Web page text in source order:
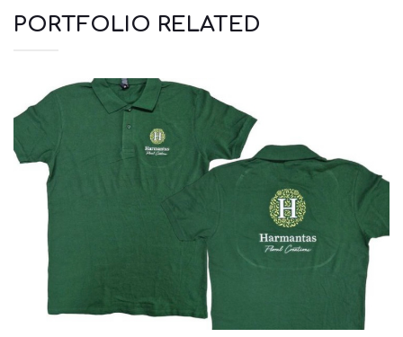
PORTFOLIO RELATED
Polo